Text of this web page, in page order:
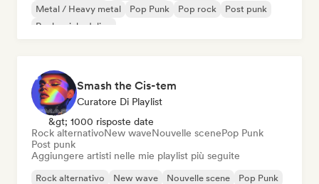
Metal / Heavy metal
Pop Punk Pop rock
Post punk
Rock psichedelico
Smash the Cis-tem
Curatore Di Playlist
&gt; 1000 risposte date
Rock alternativoNew waveNouvelle scenePop Punk
Post punk
Aggiungere artisti nelle mie playlist più seguite
Rock alternativo New wave Nouvelle scene
Pop Punk